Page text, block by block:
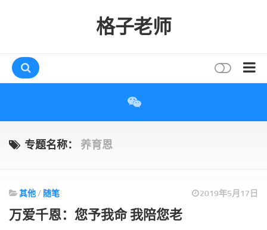
格子老师
互动
专题名称： 养育恩
其他/ 随笔 2019年5月17日
万爱千恩：您予我命 我陪您老